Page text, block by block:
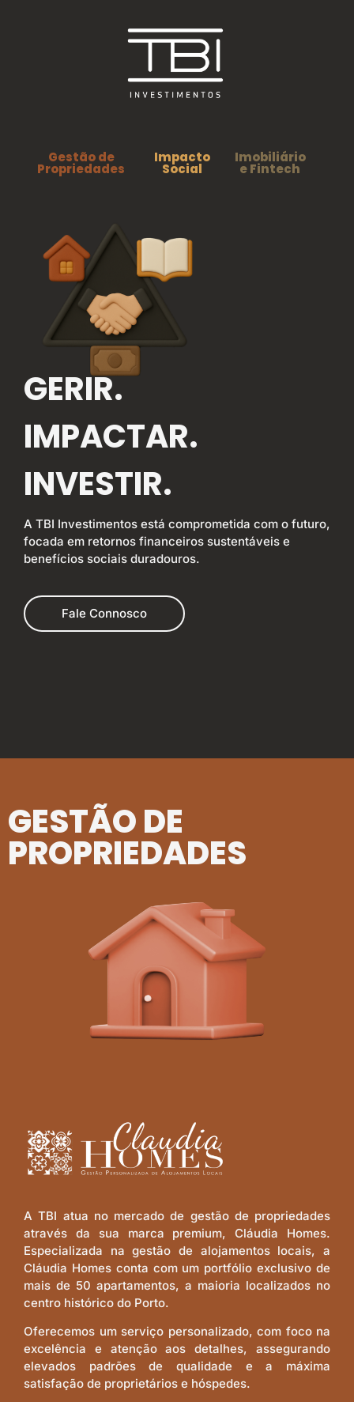
Gestão de
Propriedades
Impacto
Social
Imobiliário
e Fintech
GERIR.
IMPACTAR.
INVESTIR.
A TBI Investimentos está comprometida com o futuro,
focada em retornos financeiros sustentáveis e
benefícios sociais duradouros.
Fale Connosco
GESTÃO DE
PROPRIEDADES
A TBI atua no mercado de gestão de propriedades
através da sua marca premium, Cláudia Homes.
Especializada na gestão de alojamentos locais, a
Cláudia Homes conta com um portfólio exclusivo de
mais de 50 apartamentos, a maioria localizados no
centro histórico do Porto.
Oferecemos um serviço personalizado, com foco na
excelência e atenção aos detalhes, assegurando
elevados padrões de qualidade e a máxima
satisfação de proprietários e hóspedes.